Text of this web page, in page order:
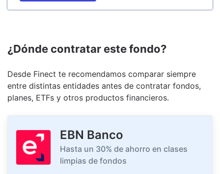
¿Dónde contratar este fondo?
Desde Finect te recomendamos comparar siempre
entre distintas entidades antes de contratar fondos,
planes, ETFs y otros productos financieros.
EBN Banco
Hasta un 30% de ahorro en clases
limpias de fondos